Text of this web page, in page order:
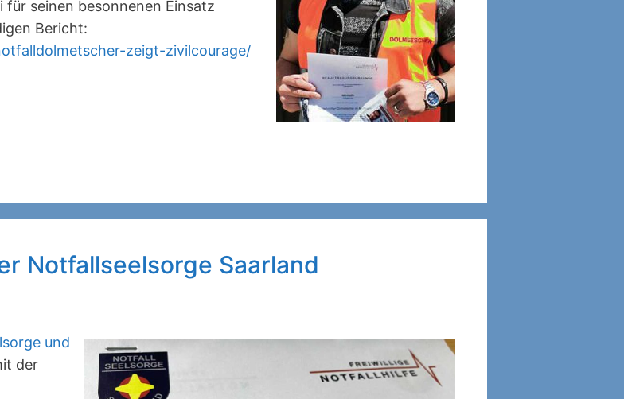
seinen besonnenen Einsatz
Bericht:
zeigt-zivilcourage/
Notfallseelsorge Saarland
und
der